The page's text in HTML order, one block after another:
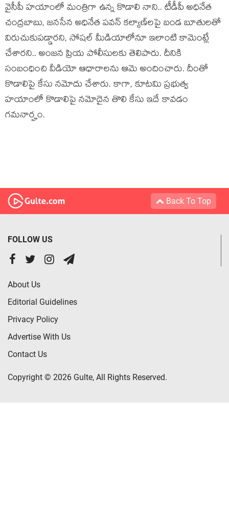
వైసీపీ హ‌యాంలో మంత్రిగా ఉన్న కొడాలి నాని.. టీడీపీ అధినేత
చంద్ర‌బాబు, జ‌న‌సేన అధినేత ప‌వ‌న్ క‌ల్యాణ్‌ల‌పై బండ బూతుల‌తో
విరుచుకుప‌డ్డార‌ని, సోష‌ల్ మీడియాలోనూ ఇలాంటి కామెంట్లే
చేశార‌ని.. అంజ‌న ప్రియ పోలీసుల‌కు తెలిపారు. దీనికి
సంబంధించి వీడియో ఆధారాల‌ను ఆమె అందించారు. దీంతో
కొడాలిపై కేసు న‌మోదు చేశారు. కాగా, కూట‌మి ప్ర‌భుత్వ
హ‌యాంలో కొడాలిపై న‌మోదైన తొలి కేసు ఇదే కావ‌డం
గ‌మ‌నార్హం.
Back To Top
FOLLOW US
About Us
Editorial Guidelines
Privacy Policy
Advertise With Us
Contact Us
Copyright © 2026 Gulte, All Rights Reserved.